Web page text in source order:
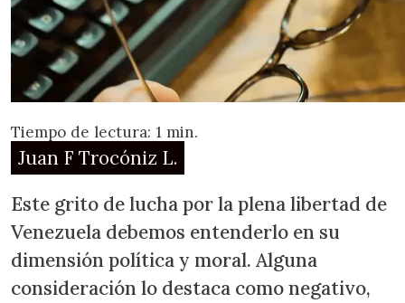
Tiempo de lectura: 1 min.
Juan F Trocóniz L.
Este grito de lucha por la plena libertad de
Venezuela debemos entenderlo en su
dimensión política y moral. Alguna
consideración lo destaca como negativo,